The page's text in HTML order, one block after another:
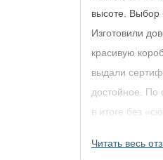
высоте. Выбор
Изготовили
красивую
выдали
достойное. По
в итоге без
украшениями!
Читать весь